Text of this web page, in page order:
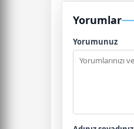
Yorumlar
Yorumunuz